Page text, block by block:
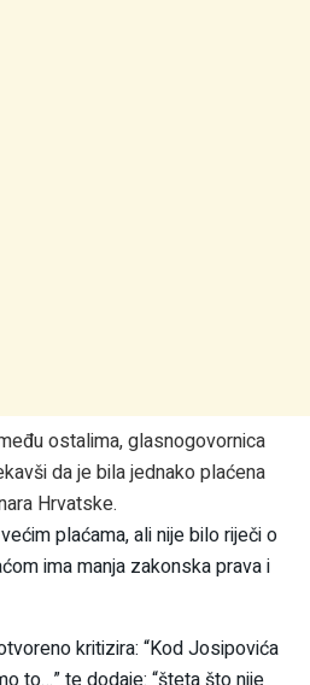
ostalima, glasnogovornica
da je bila jednako plaćena
Hrvatske.
plaćama, ali nije bilo riječi o
ima manja zakonska prava i
kritizira: “Kod Josipovića